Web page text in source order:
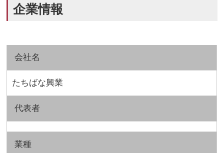
企業情報
会社名
たちばな興業
代表者
業種